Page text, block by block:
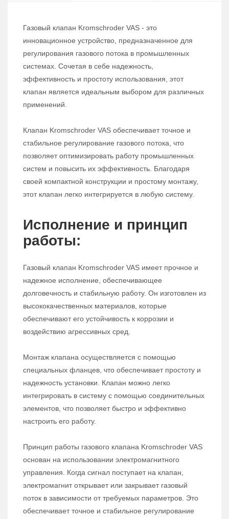
Газовый клапан Kromschroder VAS - это
инновационное устройство, предназначенное для
регулирования газового потока в промышленных
системах. Сочетая в себе надежность,
эффективность и простоту использования, этот
клапан является идеальным выбором для различных
применений.
Клапан Kromschroder VAS обеспечивает точное и
стабильное регулирование газового потока, что
позволяет оптимизировать работу промышленных
систем и повысить их эффективность. Благодаря
своей компактной конструкции и простому монтажу,
этот клапан легко интегрируется в любую систему.
Исполнение и принцип
работы:
Газовый клапан Kromschroder VAS имеет прочное и
надежное исполнение, обеспечивающее
долговечность и стабильную работу. Он изготовлен из
высококачественных материалов, которые
обеспечивают его устойчивость к коррозии и
воздействию агрессивных сред.
Монтаж клапана осуществляется с помощью
специальных фланцев, что обеспечивает простоту и
надежность установки. Клапан можно легко
интегрировать в систему с помощью соединительных
элементов, что позволяет быстро и эффективно
настроить его работу.
Принцип работы газового клапана Kromschroder VAS
основан на использовании электромагнитного
управления. Когда сигнал поступает на клапан,
электромагнит открывает или закрывает газовый
поток в зависимости от требуемых параметров. Это
обеспечивает точное и стабильное регулирование